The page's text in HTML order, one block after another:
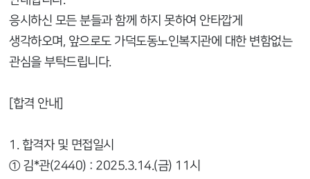
응시하신 모든 분들과 함께 하지 못하여 안타깝게
생각하오며, 앞으로도 가덕도동노인복지관에 대한 변함없는
관심을 부탁드립니다.
[합격 안내]
1. 합격자 및 면접일시
① 김*관(2440) : 2025.3.14.(금) 11시